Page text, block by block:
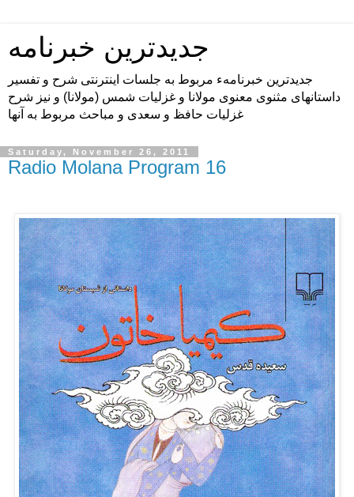
جدیدترین خبرنامه
جدیدترین خبرنامهء مربوط به جلسات اینترنتی شرح و تفسیر
داستانهای مثنوی معنوی مولانا و غزلیات شمس (مولانا) و نیز شرح
غزلیات حافظ و سعدی و مباحث مربوط به آنها
Saturday, November 26, 2011
Radio Molana Program 16